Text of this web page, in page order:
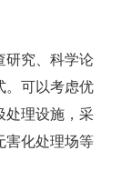
研究、科学论
。可以考虑优
处理设施，采
害化处理场等